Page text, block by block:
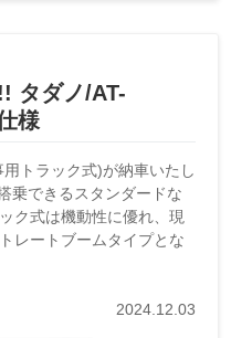
タダノ/AT-
様
トラック式)が納車いたし
乗できるスタンダードな
ク式は機動性に優れ、現
レートブームタイプとな
2024.12.03